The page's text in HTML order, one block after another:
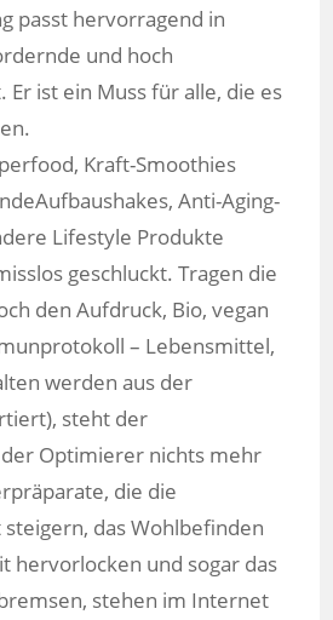
passt hervorragend in
und hoch
ist ein Muss für alle, die es
Kraft-Smoothies
Anti-Aging-
Lifestyle Produkte
geschluckt. Tragen die
den Aufdruck, Bio, vegan
– Lebensmittel,
werden aus der
steht der
Optimierer nichts mehr
die die
das Wohlbefinden
hervorlocken und sogar das
stehen im Internet